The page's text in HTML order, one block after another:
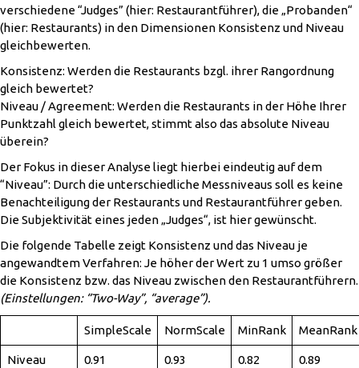
verschiedene “Judges” (hier: Restaurantführer), die „Probanden“
(hier: Restaurants) in den Dimensionen Konsistenz und Niveau
gleichbewerten.
Konsistenz: Werden die Restaurants bzgl. ihrer Rangordnung
gleich bewertet?
Niveau / Agreement: Werden die Restaurants in der Höhe Ihrer
Punktzahl gleich bewertet, stimmt also das absolute Niveau
überein?
Der Fokus in dieser Analyse liegt hierbei eindeutig auf dem
“Niveau”: Durch die unterschiedliche Messniveaus soll es keine
Benachteiligung der Restaurants und Restaurantführer geben.
Die Subjektivität eines jeden „Judges“, ist hier gewünscht.
Die folgende Tabelle zeigt Konsistenz und das Niveau je
angewandtem Verfahren: Je höher der Wert zu 1 umso größer
die Konsistenz bzw. das Niveau zwischen den Restaurantführern.
(Einstellungen: “Two-Way”, “average”).
SimpleScale NormScale MinRank MeanRank
Niveau 0.91 0.93 0.82 0.89